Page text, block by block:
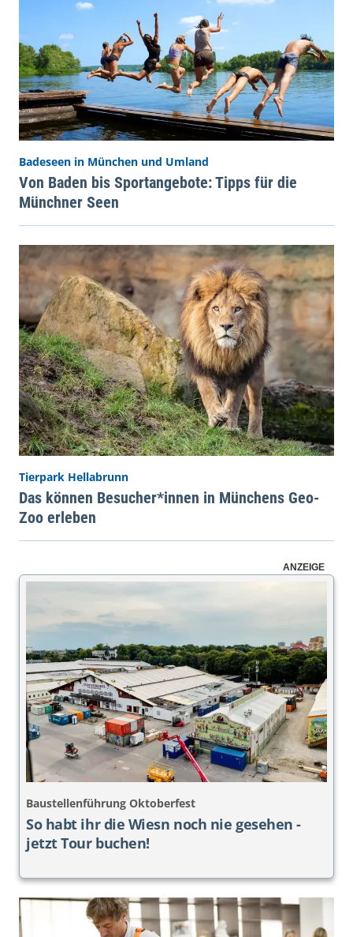
Badeseen in München und Umland
Von Baden bis Sportangebote: Tipps für die
Münchner Seen
Tierpark Hellabrunn
Das können Besucher*innen in Münchens Geo-
Zoo erleben
ANZEIGE
So habt ihr die Wiesn noch nie gesehen -
jetzt Tour buchen!
Baustellenführung Oktoberfest